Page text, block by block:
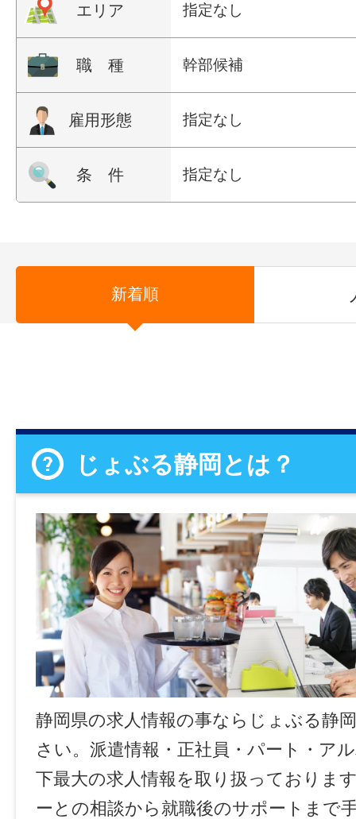
エリア 指定なし
職 種 幹部候補
雇用形態 指定なし
条 件 指定なし
新着順
じょぶる静岡とは？
静岡県の求人情報の事ならじょぶる静
さい。派遣情報・正社員・パート・ア
下最大の求人情報を取り扱っておりま
ーとの相談から就職後のサポートまで